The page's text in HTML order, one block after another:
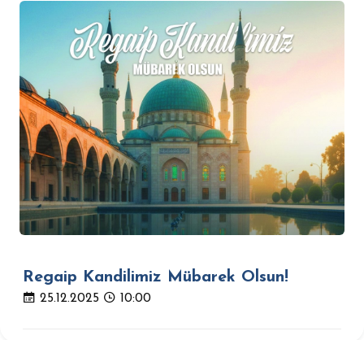
Regaip Kandilimiz Mübarek Olsun!
25.12.2025 10:00